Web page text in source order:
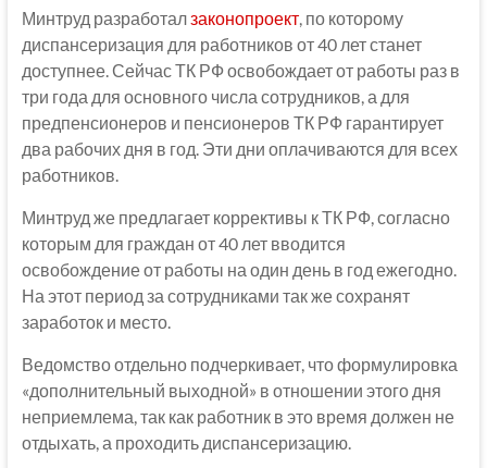
Минтруд разработалзаконопроект, по которому
диспансеризация для работников от 40 лет станет
доступнее. Сейчас ТК РФ освобождает от работы раз в
три года для основного числа сотрудников, а для
предпенсионеров и пенсионеров ТК РФ гарантирует
два рабочих дня в год. Эти дни оплачиваются для всех
работников.
Минтруд же предлагает коррективы к ТК РФ, согласно
которым для граждан от 40 лет вводится
освобождение от работы на один день в год ежегодно.
На этот период за сотрудниками так же сохранят
заработок и место.
Ведомство отдельно подчеркивает, что формулировка
«дополнительный выходной» в отношении этого дня
неприемлема, так как работник в это время должен не
отдыхать, а проходить диспансеризацию.